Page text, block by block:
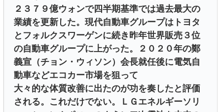
２３７９億ウォンで四半期基準では過去最大の
業績を更新した。現代自動車グループはトヨタ
とフォルクスワーゲンに続き昨年世界販売３位
の自動車グループに上がった。２０２０年の鄭
義宣（チョン・ウィソン）会長就任後に電気自
動車などエコカー市場を狙って
大々的な体質改善に出たのが功を奏したと評価
される。これだけでない。ＬＧエネルギーソリ